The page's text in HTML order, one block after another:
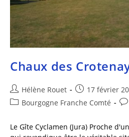
Chaux des
Hélène Rouet
17 février
Bourgogne Franche Comté
Le Gîte Cyclamen (Jura) Proche